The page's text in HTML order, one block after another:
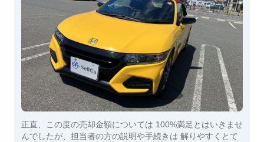
正直、この度の売却金額については 100%満足とはいきませ
んでしたが、担当者の方の説明や手続きは 解りやすくとて